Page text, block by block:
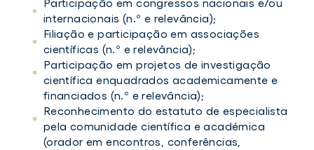
Participação em congressos nacionais e/ou
internacionais (n.º e relevância);
Filiação e participação em associações
científicas (n.º e relevância);
Participação em projetos de investigação
científica enquadrados academicamente e
financiados (n.º e relevância);
Reconhecimento do estatuto de especialista
pela comunidade científica e académica
(orador em encontros, conferências,